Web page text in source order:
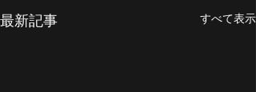
最新記事 すべて表示